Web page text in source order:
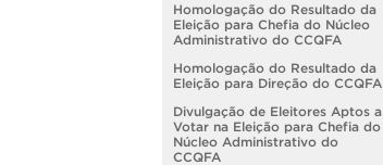
Homologação do Resultado da
Eleição para Chefia do Núcleo
Administrativo do CCQFA
Homologação do Resultado da
Eleição para Direção do CCQFA
Divulgação de Eleitores Aptos a
Votar na Eleição para Chefia do
Núcleo Administrativo do
CCQFA